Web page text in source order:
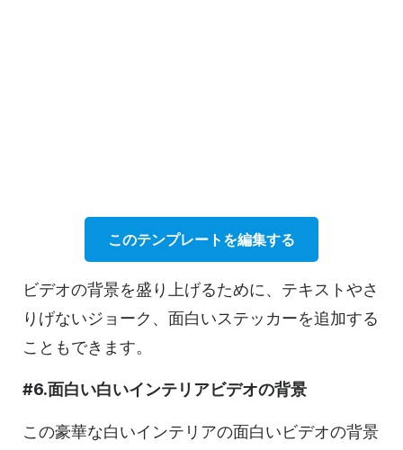
このテンプレートを編集する
ビデオの背景を盛り上げるために、テキストやさ
りげないジョーク、面白いステッカーを追加する
こともできます。
#6.面白い白いインテリアビデオの背景
この豪華な白いインテリアの面白いビデオの背景